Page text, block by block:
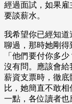
經過面試，如果
要談薪水。
我希望你已經知
聊過，那時她剛得
「他們要付你多
沒有問。應該會
薪資支票時，徹
比，她簡直不敢
一點，各位讀者